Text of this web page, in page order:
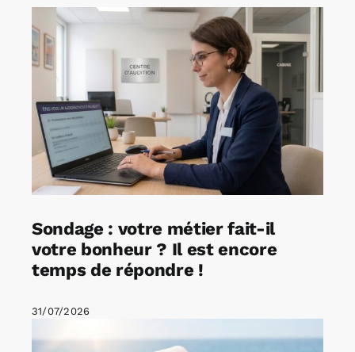
Sondage : votre métier fait-il
votre bonheur ? Il est encore
temps de répondre !
31/07/2026